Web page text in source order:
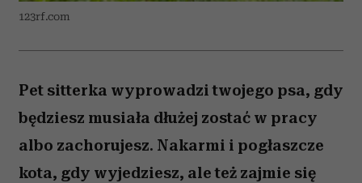
123rf.com
Pet sitterka wyprowadzi twojego psa, gdy
będziesz musiała dłużej zostać w pracy
albo zachorujesz. Nakarmi i pogłaszcze
kota, gdy wyjedziesz, ale też zajmie się